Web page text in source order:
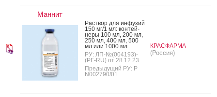
Маннит
Рас­твор для ин­фу­зий
150 мг/1 мл: кон­тей­
не­ры 100 мл, 200 мл,
250 мл, 400 мл, 500
мл или 1000 мл
РУ: ЛП-№(004193)-
(РГ-RU) от 28.12.23
Предыдущий РУ: Р
N002790/01
КРАСФАРМА
(Россия)